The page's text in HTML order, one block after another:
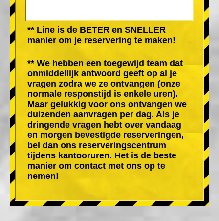
** Line is de BETER en SNELLER
manier om je reservering te maken!
** We hebben een toegewijd team dat
onmiddellijk antwoord geeft op al je
vragen zodra we ze ontvangen (onze
normale responstijd is enkele uren).
Maar gelukkig voor ons ontvangen we
duizenden aanvragen per dag. Als je
dringende vragen hebt over vandaag
en morgen bevestigde reserveringen,
bel dan ons reserveringscentrum
tijdens kantooruren. Het is de beste
manier om contact met ons op te
nemen!